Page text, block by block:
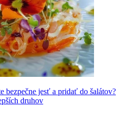
bezpečne jesť a pridať do šalátov?
druhov